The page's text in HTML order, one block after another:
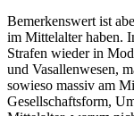
Bemerkenswert ist
im Mittelalter haben.
Strafen wieder in
und Vasallenwesen,
sowieso massiv am
Gesellschaftsform,